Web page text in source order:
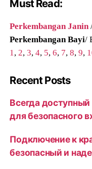
Must Read:
Perkembangan Janin
Perkembangan Bayi/
1 , 2,3,4, 5,6, 7,8,9,
Recent Posts
Всегда доступный
для безопасного
Подключение к
безопасный и